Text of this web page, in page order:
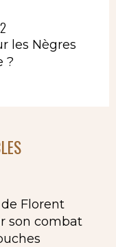
les Nègres
?
de Florent
son combat